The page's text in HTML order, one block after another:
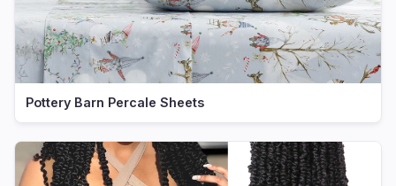
Pottery Barn Percale Sheets